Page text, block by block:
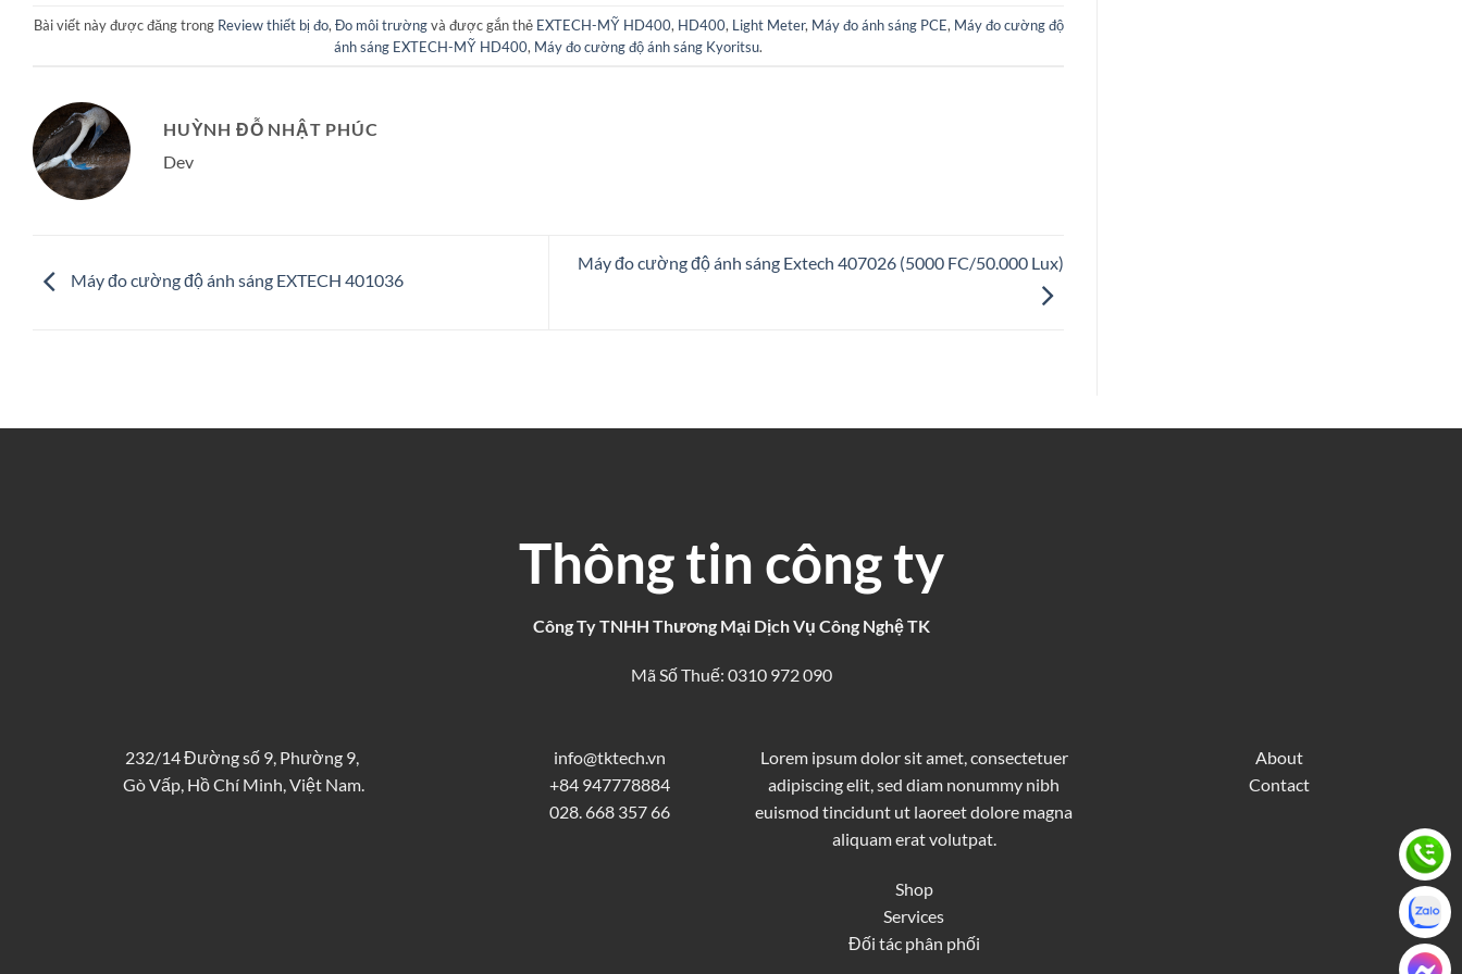
Bài viết này được đăng trong Review thiết bị đo, Đo môi trườngvà được gắn thẻ EXTECH-MỸ HD400, HD400, Light Meter, Máy đo ánh sáng PCE, Máy đo cường độ
ánh sáng EXTECH-MỸ HD400, Máy đo cường độ ánh sáng Kyoritsu.
HUỲNH ĐỖ NHẬT PHÚC
Dev
Máy đo cường độ ánh sáng EXTECH 401036
Máy đo cường độ ánh sáng Extech 407026 (5000 FC/50.000 Lux)
Thông tin công ty
Công Ty TNHH Thương Mại Dịch Vụ Công Nghệ TK
Mã Số Thuế: 0310 972 090
232/14 Đường số 9, Phường 9,
Gò Vấp, Hồ Chí Minh, Việt Nam.
info@tktech.vn
+84 947778884
028. 668 357 66
Lorem ipsum dolor sit amet, consectetuer
adipiscing elit, sed diam nonummy nibh
euismod tincidunt ut laoreet dolore magna
aliquam erat volutpat.
Shop
Services
Đối tác phân phối
About
Contact